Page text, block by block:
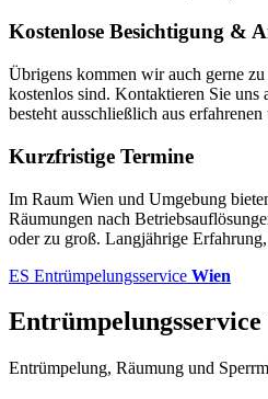
Kostenlose Besichtigung &
Übrigens kommen wir auch gerne
kostenlos sind. Kontaktieren Sie uns
besteht ausschließlich aus
Kurzfristige Termine
Im Raum Wien und Umgebung
Räumungen nach
oder zu groß. Langjährige
ES Entrümpelungsservice Wien
Entrümpelung, Räumung und